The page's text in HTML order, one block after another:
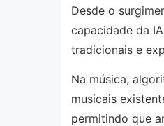
Desde o
capacidade da
tradicionais e
Na música,
musicais
permitindo que